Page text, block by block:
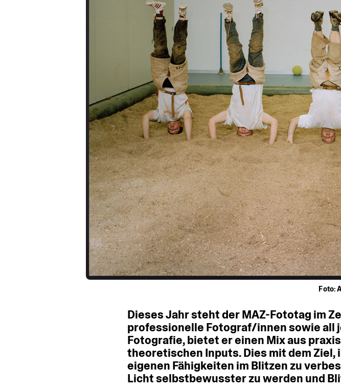
Foto:
DiesesJahrstehtderMAZ-Fototag im
professionelle Fotograf/innensowieall
Fotografie,bietetereinen Mixaus
theoretischen Inputs.Dies mitdemZiel,
eigenen Fähigkeiten im Blitzenzu
Lichtselbstbewussterzuwerden und